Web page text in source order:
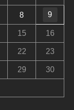
8 9
15 16
22 23
29 30